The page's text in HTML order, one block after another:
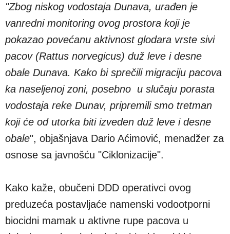
"Zbog niskog vodostaja Dunava, urađen je
vanredni monitoring ovog prostora koji je
pokazao povećanu aktivnost glodara vrste sivi
pacov (Rattus norvegicus) duž leve i desne
obale Dunava. Kako bi sprečili migraciju pacova
ka naseljenoj zoni, posebno u slučaju porasta
vodostaja reke Dunav, pripremili smo tretman
koji će od utorka biti izveden duž leve i desne
obale", objašnjava Dario Aćimović, menadžer za
osnose sa javnošću "Ciklonizacije".
Kako kaže, obučeni DDD operativci ovog
preduzeća postavljaće namenski vodootporni
biocidni mamak u aktivne rupe pacova u